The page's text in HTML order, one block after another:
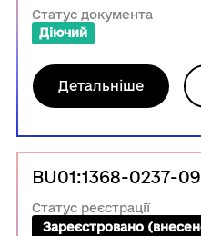
Статус документа
Діючий
Детальніше
BU01:1368-0237-
Статус реєстрації
Зареєстровано